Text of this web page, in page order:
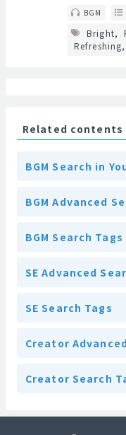
BGM
Bright
Refreshing
Related contents
BGM Search in
BGM Advanced
BGM Search Tags
SE Advanced
SE Search Tags
Creator
Creator Search